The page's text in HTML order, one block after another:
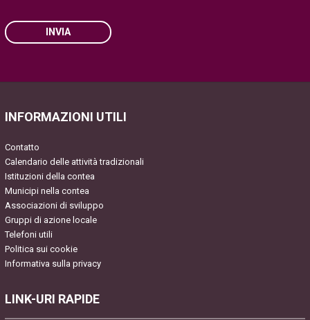
INVIA
INFORMAZIONI UTILI
Contatto
Calendario delle attività tradizionali
Istituzioni della contea
Municipi nella contea
Associazioni di sviluppo
Gruppi di azione locale
Telefoni utili
Politica sui cookie
Informativa sulla privacy
LINK-URI RAPIDE